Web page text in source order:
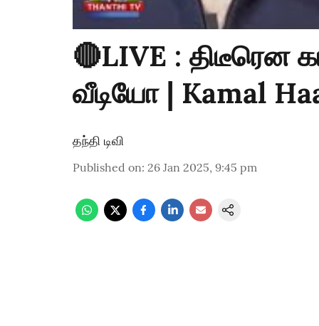
🔴LIVE : திடீரென
வீடியோ | Kamal
தந்தி டிவி
Published on: 26 Jan 2025, 9:45 pm